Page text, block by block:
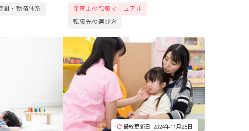
間・勤務体系
では...
保育士の転職マニュアル
転職先の選び方
最終更新日: 2024年11月25日